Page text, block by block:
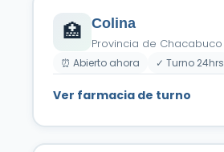
🏥 Colina
Provincia de Chacabuco
⏰ Abierto ahora ✓ Turno 24hrs
Ver farmacia de turno